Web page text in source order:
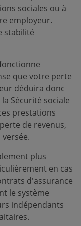
sociales ou à
employeur.
stabilité
que votre perte
déduira donc
Sécurité sociale
prestations
de revenus,
plus
en cas
d'assurance
le système
indépendants